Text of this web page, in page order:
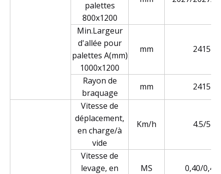
palettes
800x1200
Min.Largeur
d'allée pour
palettes A(mm)
1000x1200
mm 2415
Rayon de
braquage
mm 2415
Vitesse de
déplacement,
en charge/à
vide
Km/h 4.5/5
Vitesse de
levage, en
MS 0,40/0,40